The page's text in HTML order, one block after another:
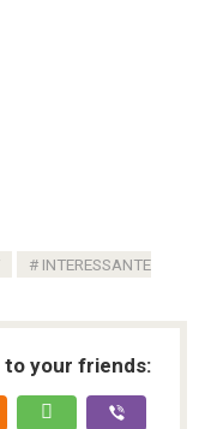
INTERESSANTE
to your friends: